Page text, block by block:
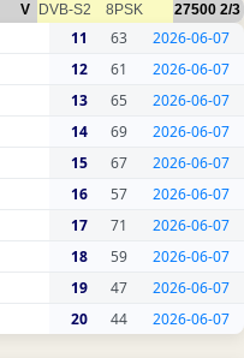
V DVB-S2 8PSK 27500 2/3
11 63
2026-06-07
12 61
2026-06-07
13 65
2026-06-07
14 69
2026-06-07
15 67
2026-06-07
16 57
2026-06-07
17 71
2026-06-07
18 59
2026-06-07
19 47
2026-06-07
20 44 2026-06-07